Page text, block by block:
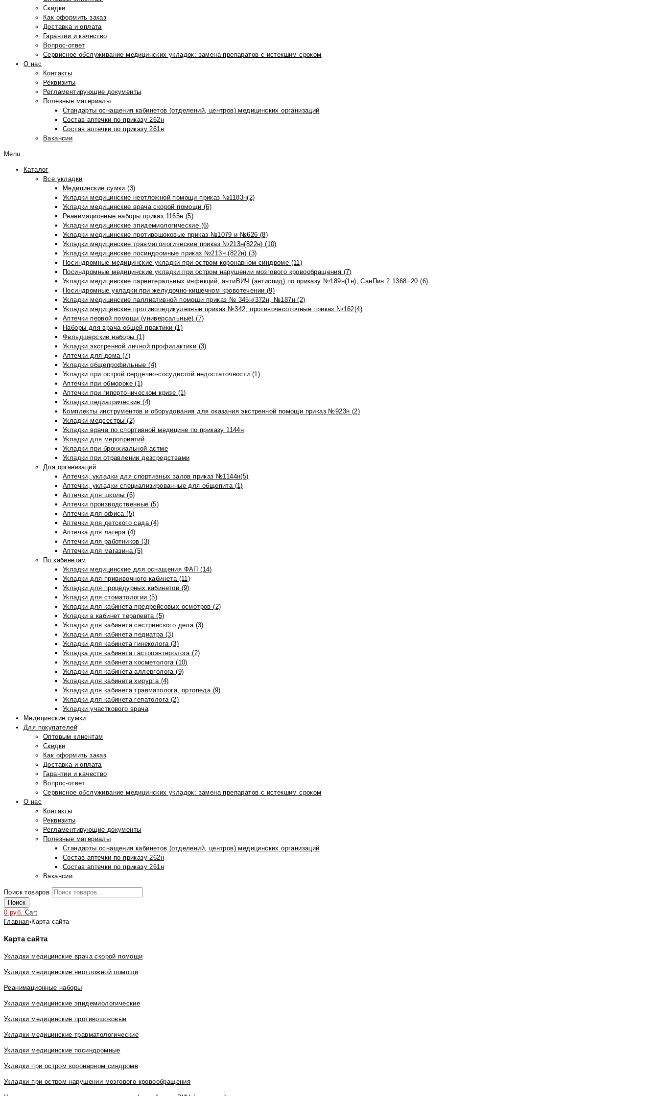
Скидки
Как оформить заказ
Доставка и оплата
Гарантии и качество
Вопрос-ответ
Сервисное обслуживание медицинских укладок: замена препаратов с истекшим сроком
О нас
Контакты
Реквизиты
Регламентирующие документы
Полезные материалы
Стандарты оснащения кабинетов (отделений, центров) медицинских организаций
Состав аптечки по приказу 262н
Состав аптечки по приказу 261н
Вакансии
Menu
Каталог
Все укладки
Медицинские сумки (3)
Укладки медицинские неотложной помощи приказ №1183н(2)
Укладки медицинские врача скорой помощи (6)
Реанимационные наборы приказ 1165н (5)
Укладки медицинские эпидемиологические (6)
Укладки медицинские противошоковые приказ №1079 и №626 (8)
Укладки медицинские травматологические приказ №213н(822н) (10)
Укладки медицинские посиндромные приказ №213н (822н) (3)
Посиндромные медицинские укладки при остром коронарном синдроме (11)
Посиндромные медицинские укладки при остром нарушении мозгового кровообращения (7)
Укладки медицинские парентеральных инфекций, антиВИЧ (антиспид) по приказу №189н(1н), СанПин 2.1368−20 (6)
Посиндромные укладки при желудочно-кишечном кровотечении (9)
Укладки медицинские паллиативной помощи приказ № 345н/372н, №187н (2)
Укладки медицинские противопедикулезные приказ №342, противочесоточные приказ №162(4)
Аптечки первой помощи (универсальные) (7)
Наборы для врача общей практики (1)
Фельдшерские наборы (1)
Укладки экстренной личной профилактики (3)
Аптечки для дома (7)
Укладки общепрофильные (4)
Укладки при острой сердечно-сосудистой недостаточности (1)
Аптечки при обмороке (1)
Аптечки при гипертоническом кризе (1)
Укладки педиатрические (4)
Комплекты инструментов и оборудования для оказания экстренной помощи приказ №923н (2)
Укладки медсестры (2)
Укладки врача по спортивной медицине по приказу 1144н
Укладки для мероприятий
Укладки при бронхиальной астме
Укладки при отравлении дезсредствами
Для организаций
Аптечки, укладки для спортивных залов приказ №1144н(5)
Аптечки, укладки специализированные для общепита (1)
Аптечки для школы (6)
Аптечки производственные (5)
Аптечки для офиса (5)
Аптечки для детского сада (4)
Аптечка для лагеря (4)
Аптечки для работников (3)
Аптечки для магазина (5)
По кабинетам
Укладки медицинские для оснащения ФАП (14)
Укладки для прививочного кабинета (11)
Укладки для процедурных кабинетов (9)
Укладки для стоматологии (5)
Укладки для кабинета предрейсовых осмотров (2)
Укладки в кабинет терапевта (5)
Укладки для кабинета сестринского дела (3)
Укладки для кабинета педиатра (3)
Укладки для кабинета гинеколога (3)
Укладка для кабинета гастроэнтеролога (2)
Укладки для кабинета косметолога (10)
Укладки для кабинета аллерголога (9)
Укладки для кабинета хирурга (4)
Укладки для кабинета травматолога, ортопеда (9)
Укладки для кабинета гепатолога (2)
Укладки участкового врача
Медицинские сумки
Для покупателей
Оптовым клиентам
Скидки
Как оформить заказ
Доставка и оплата
Гарантии и качество
Вопрос-ответ
Сервисное обслуживание медицинских укладок: замена препаратов с истекшим сроком
О нас
Контакты
Реквизиты
Регламентирующие документы
Полезные материалы
Стандарты оснащения кабинетов (отделений, центров) медицинских организаций
Состав аптечки по приказу 262н
Состав аптечки по приказу 261н
Вакансии
Поиск товаров
Поиск
0 руб. Cart
Главная›Карта сайта
Карта сайта
Укладки медицинские врача скорой помощи
Укладки медицинские неотложной помощи
Реанимационные наборы
Укладки медицинские эпидемиологические
Укладки медицинские противошоковые
Укладки медицинские травматологические
Укладки медицинские посиндромные
Укладки при остром коронарном синдроме
Укладки при остром нарушении мозгового кровообращения